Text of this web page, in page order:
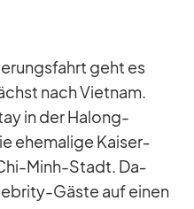
geht es
nach Viet­nam.
in der Ha­long-
ehe­ma­lige Kai­ser­
Minh-Stadt. Da­
Gäste auf ei­nen